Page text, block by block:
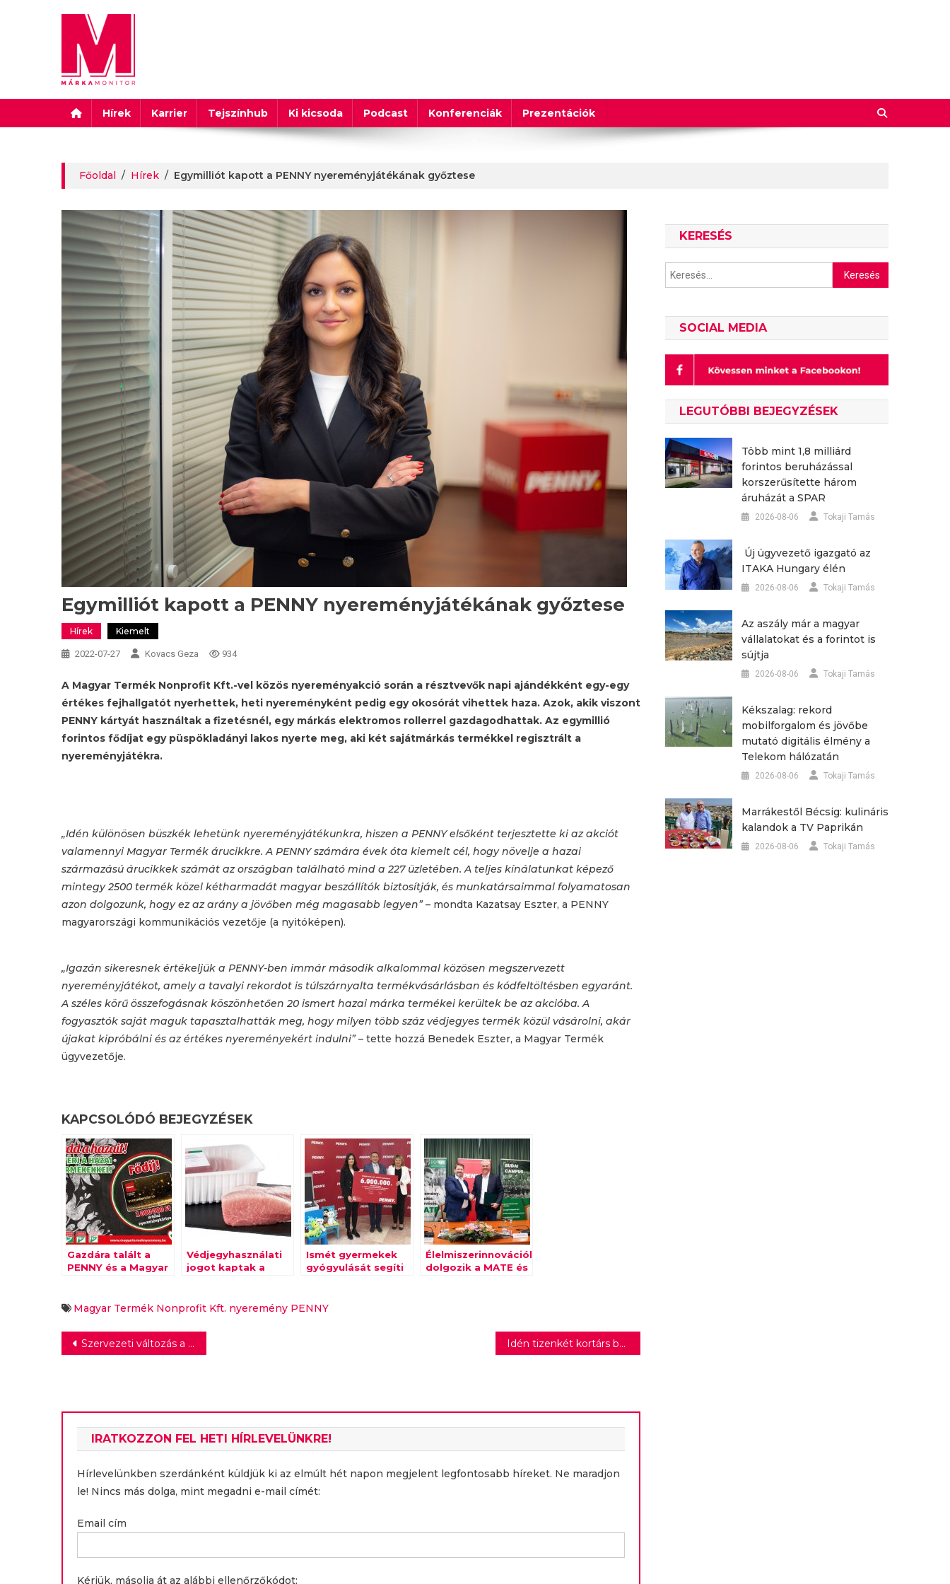
Márkamonitor
Hírek Karrier Tejszínhub Ki kicsoda Podcast Konferenciák Prezentációk
Főoldal / Hírek / Egymilliót kapott a PENNY nyereményjátékának győztese
Egymilliót kapott a PENNY nyereményjátékának győztese
Hírek Kiemelt
2022-07-27 Kovacs Geza 934
A Magyar Termék Nonprofit Kft.-vel közös nyereményakció során a résztvevők napi ajándékként egy-egy
értékes fejhallgatót nyerhettek, heti nyereményként pedig egy okosórát vihettek haza. Azok, akik viszont
PENNY kártyát használtak a fizetésnél, egy márkás elektromos rollerrel gazdagodhattak. Az egymillió
forintos fődíjat egy püspökladányi lakos nyerte meg, aki két sajátmárkás termékkel regisztrált a
nyereményjátékra.
„Idén különösen büszkék lehetünk nyereményjátékunkra, hiszen a PENNY elsőként terjesztette ki az akciót
valamennyi Magyar Termék árucikkre. A PENNY számára évek óta kiemelt cél, hogy növelje a hazai
származású árucikkek számát az országban található mind a 227 üzletében. A teljes kínálatunkat képező
mintegy 2500 termék közel kétharmadát magyar beszállítók biztosítják, és munkatársaimmal folyamatosan
azon dolgozunk, hogy ez az arány a jövőben még magasabb legyen”– mondta Kazatsay Eszter, a PENNY
magyarországi kommunikációs vezetője (a nyitóképen).
„Igazán sikeresnek értékeljük a PENNY-ben immár második alkalommal közösen megszervezett
nyereményjátékot, amely a tavalyi rekordot is túlszárnyalta termékvásárlásban és kódfeltöltésben egyaránt.
A széles körű összefogásnak köszönhetően 20 ismert hazai márka termékei kerültek be az akcióba. A
fogyasztók saját maguk tapasztalhatták meg, hogy milyen több száz védjegyes termék közül vásárolni, akár
újakat kipróbálni és az értékes nyereményekért indulni”– tette hozzá Benedek Eszter, a Magyar Termék
ügyvezetője.
KAPCSOLÓDÓ BEJEGYZÉSEK
Gazdára talált a
PENNY és a Magyar
egymilliós fődíja
Védjegyhasználati
jogot kaptak a
termékei
Ismét gyermekek
gyógyulását segíti
Élelmiszerinnovációkért
dolgozik a MATE és
Magyar Termék Nonprofit Kft. nyeremény PENNY
Bejegyzés
Szervezeti változás a Magyar Turisztikai Ügynökségnél Idén tizenkét kortárs borra került kortárs vers a Balaton mellett
IRATKOZZON FEL HETI HÍRLEVELÜNKRE!
Hírlevelünkben szerdánként küldjük ki az elmúlt hét napon megjelent legfontosabb híreket. Ne maradjon
le! Nincs más dolga, mint megadni e-mail címét:
Email cím
Kérjük, másolja át az alábbi ellenőrzőkódot:
KERESÉS
Keresés:
SOCIAL MEDIA
LEGUTÓBBI BEJEGYZÉSEK
Több mint 1,8 milliárd
forintos beruházással
korszerűsítette három
áruházát a SPAR
2026-08-06 Tokaji Tamás
Új ügyvezető igazgató az
ITAKA Hungary élén
2026-08-06 Tokaji Tamás
Az aszály már a magyar
vállalatokat és a forintot is
sújtja
2026-08-06 Tokaji Tamás
Kékszalag: rekord
mobilforgalom és jövőbe
mutató digitális élmény a
Telekom hálózatán
2026-08-06 Tokaji Tamás
Marrákestől Bécsig: kulináris
kalandok a TV Paprikán
2026-08-06 Tokaji Tamás